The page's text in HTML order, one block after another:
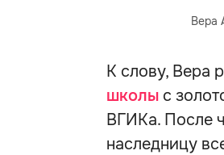
Вера
К слову, Вера
школы с
ВГИКа. После
наследницу